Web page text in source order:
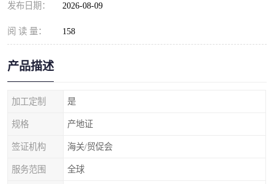
发布日期： 2026-08-09
阅 读 量： 158
产品描述
加工定制 是
规格 产地证
签证机构 海关/贸促会
服务范围 全球